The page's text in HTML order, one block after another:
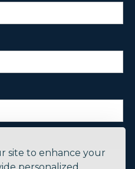
site to enhance your